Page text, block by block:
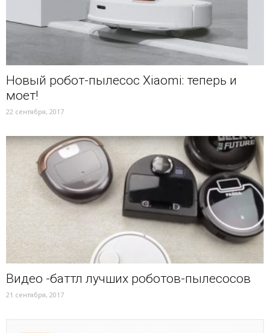
Новый робот-пылесос Xiaomi: теперь и
моет!
22 сентября, 2017
Видео -баттл лучших роботов-пылесосов
21 сентября, 2017